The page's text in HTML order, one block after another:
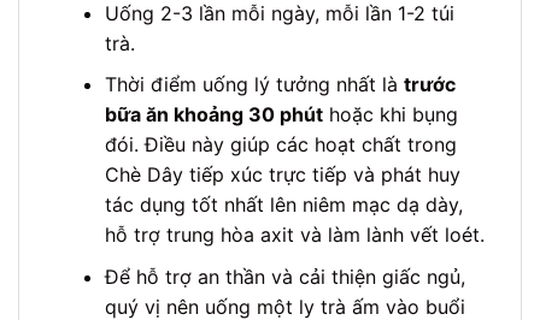
Uống 2-3 lần mỗi ngày, mỗi lần 1-2 túi
trà.
Thời điểm uống lý tưởng nhất là trước
bữa ăn khoảng 30 phúthoặc khi bụng
đói. Điều này giúp các hoạt chất trong
Chè Dây tiếp xúc trực tiếp và phát huy
tác dụng tốt nhất lên niêm mạc dạ dày,
hỗ trợ trung hòa axit và làm lành vết loét.
Để hỗ trợ an thần và cải thiện giấc ngủ,
quý vị nên uống một ly trà ấm vào buổi